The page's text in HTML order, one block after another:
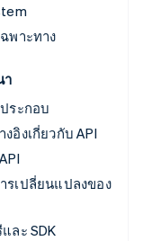
พาะทาง
ระกอบ
อิงเกี่ยวกับ API
รเปลี่ยนแปลงของ
ละ SDK